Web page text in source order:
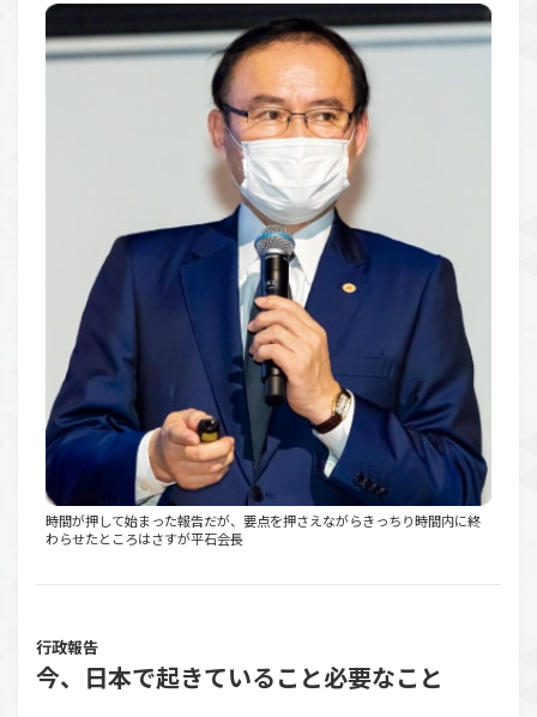
時間が押して始まった報告だが、要点を押さえながらきっちり時間内に終
わらせたところはさすが平石会長
行政報告
今、日本で起きていること必要なこと